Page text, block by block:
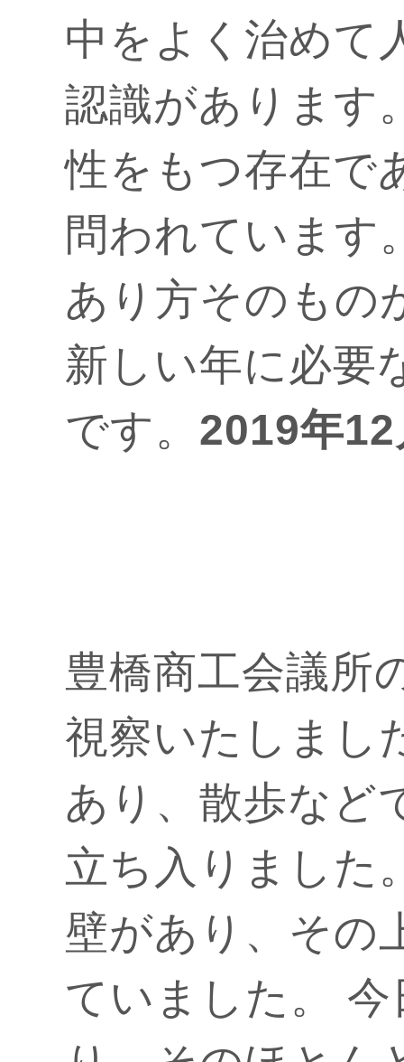
中をよく治めて
認識があります
性をもつ存在で
問われています
あり方そのもの
新しい年に必要
です。 2019年
豊橋商工会議所
視察いたしまし
あり、散歩など
立ち入りました
壁があり、その
ていました。